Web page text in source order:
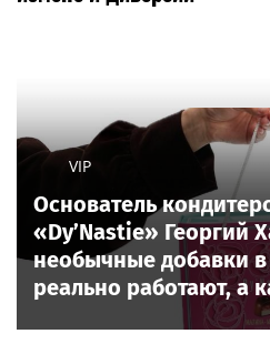
VIP
Основатель
«Dy’Nastie» Георгий
необычные добавки
реально работают, а